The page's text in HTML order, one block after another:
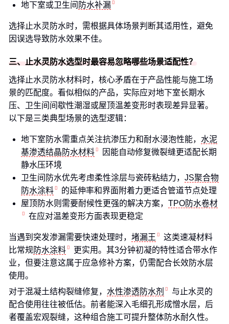
地下室或卫生间 防水补漏
选择止水灵防水时，需根据具体场景判断其适用性，避免
因误选导致防水效果不佳。
三、止水灵防水选型时最容易忽略哪些场景适配性？
选择止水灵防水材料时，核心矛盾在于产品性能与施工场
景的匹配度。看似相似的产品，实际应对地下室长期水
压、卫生间间歇性潮湿或屋顶温差变形时表现差异显著。
以下是三类典型场景的选型逻辑：
地下室防水需重点关注抗渗压力和耐水浸泡性能， 水泥
基渗透结晶防水材料
因能自动修复微裂缝更适配长期
静水压环境
卫生间防水优先考虑柔性涂层与瓷砖粘结力， JS聚合物
防水涂料
的延伸率和界面附着力更适合管道节点处理
屋顶防水则需要耐候性更强的解决方案， TPO防水卷材
在应对温差变形方面表现更稳定
当遇到突发渗漏需要快速处理时， 堵漏王
这类速凝材料
比常规防水涂料
更实用。其3分钟初凝的特性适合带水作
业，但要注意这属于应急修补方案，仍需配合长效防水层
使用。
对于混凝土结构裂缝修复， 水性渗透防水剂
与止水灵的
配合使用往往被低估。前者能深入毛细孔形成憎水层，后
者覆盖宏观裂缝，这种组合施工可提升整体防水耐久性。